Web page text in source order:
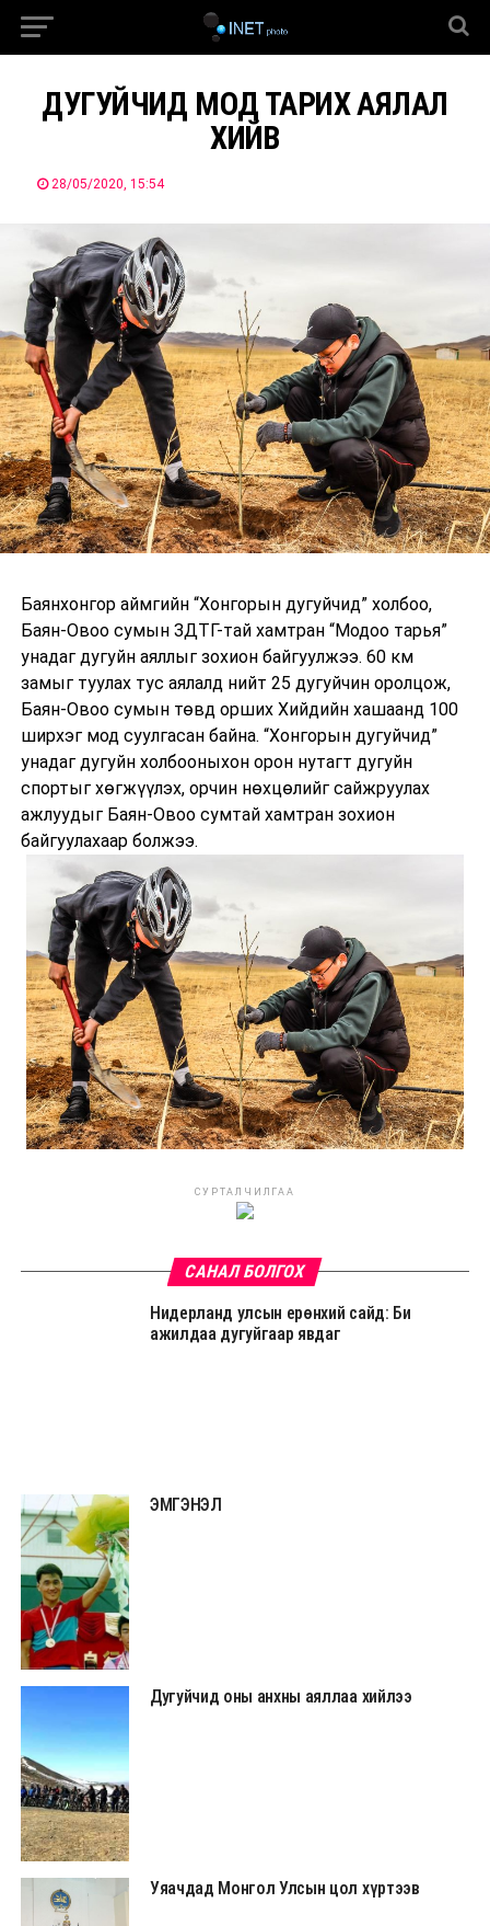
ДУГУЙЧИД МОД ТАРИХ АЯЛАЛ
ХИЙВ
28/05/2020, 15:54
Баянхонгор аймгийн “Хонгорын дугуйчид” холбоо,
Баян-Овоо сумын ЗДТГ-тай хамтран “Модоо тарья”
унадаг дугуйн аяллыг зохион байгуулжээ. 60 км
замыг туулах тус аялалд нийт 25 дугуйчин оролцож,
Баян-Овоо сумын төвд орших Хийдийн хашаанд 100
ширхэг мод суулгасан байна. “Хонгорын дугуйчид”
унадаг дугуйн холбооныхон орон нутагт дугуйн
спортыг хөгжүүлэх, орчин нөхцөлийг сайжруулах
ажлуудыг Баян-Овоо сумтай хамтран зохион
байгуулахаар болжээ.
СУРТАЛЧИЛГАА
САНАЛ БОЛГОХ
Нидерланд улсын ерөнхий сайд: Би
ажилдаа дугуйгаар явдаг
ЭМГЭНЭЛ
Дугуйчид оны анхны аяллаа хийлээ
Уяачдад Монгол Улсын цол хүртээв